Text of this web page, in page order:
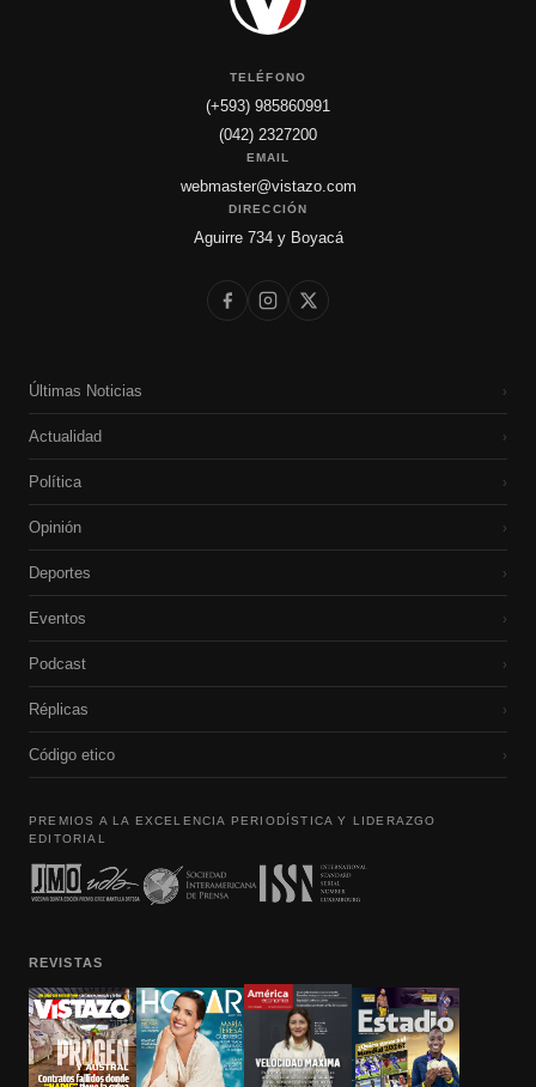
TELÉFONO
(+593) 985860991
(042) 2327200
EMAIL
webmaster@vistazo.com
DIRECCIÓN
Aguirre 734 y Boyacá
Últimas Noticias ›
Actualidad ›
Política ›
Opinión ›
Deportes ›
Eventos ›
Podcast ›
Réplicas ›
Código etico ›
PREMIOS A LA EXCELENCIA PERIODÍSTICA Y LIDERAZGO
EDITORIAL
REVISTAS